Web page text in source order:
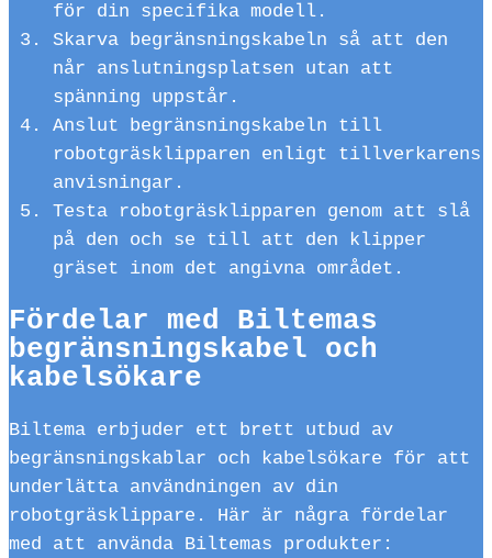
för din specifika modell.
Skarva begränsningskabeln så att den
når anslutningsplatsen utan att
spänning uppstår.
Anslut begränsningskabeln till
robotgräsklipparen enligt tillverkarens
anvisningar.
Testa robotgräsklipparen genom att slå
på den och se till att den klipper
gräset inom det angivna området.
Fördelar med Biltemas
begränsningskabel och
kabelsökare
Biltema erbjuder ett brett utbud av
begränsningskablar och kabelsökare för att
underlätta användningen av din
robotgräsklippare. Här är några fördelar
med att använda Biltemas produkter: